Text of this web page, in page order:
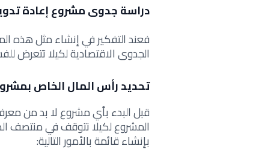
دراسة جدوى مشروع إعادة
فعند التفكير في إنشاء مثل هذه
الجدوى الاقتصادية لكيلا تتعرض
تحديد رأس المال الخاص
قبل البدء بأي مشروع لا بد من
المشروع لكيلا نتوقف في منتصف
بإنشاء قائمة بالأمور التالية: